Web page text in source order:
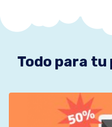
Todo para tu